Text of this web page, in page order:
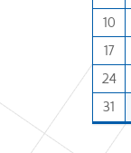
n
-
8
10
17
24
31